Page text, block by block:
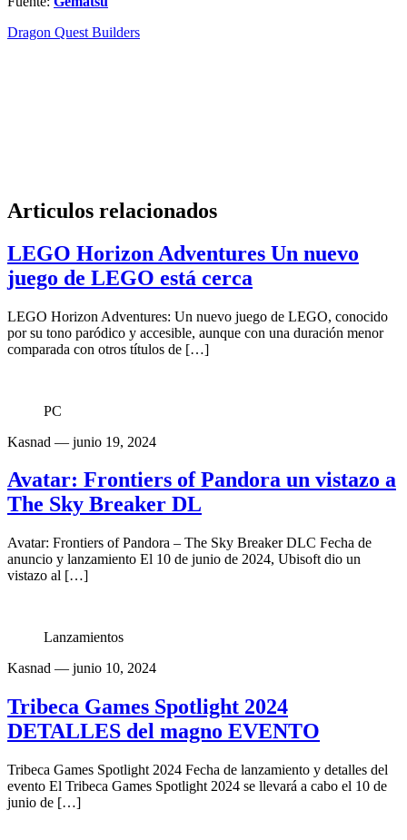
Dragon Quest Builders
Articulos relacionados
LEGO Horizon Adventures Un nuevo
juego de LEGO está cerca
LEGO Horizon Adventures: Un nuevo juego de LEGO, conocido
por su tono paródico y accesible, aunque con una duración menor
comparada con otros títulos de […]
PC
Kasnad — junio 19, 2024
Avatar: Frontiers of Pandora un vistazo a
The Sky Breaker DL
Avatar: Frontiers of Pandora – The Sky Breaker DLC Fecha de
anuncio y lanzamiento El 10 de junio de 2024, Ubisoft dio un
vistazo al […]
Lanzamientos
Kasnad — junio 10, 2024
Tribeca Games Spotlight 2024
DETALLES del magno EVENTO
Tribeca Games Spotlight 2024 Fecha de lanzamiento y detalles del
evento El Tribeca Games Spotlight 2024 se llevará a cabo el 10 de
junio de […]